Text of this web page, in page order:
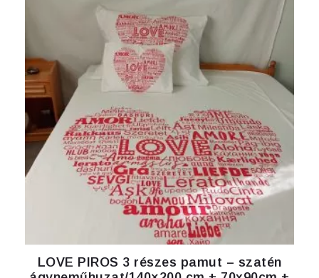
LOVE PIROS 3 részes pamut – szatén